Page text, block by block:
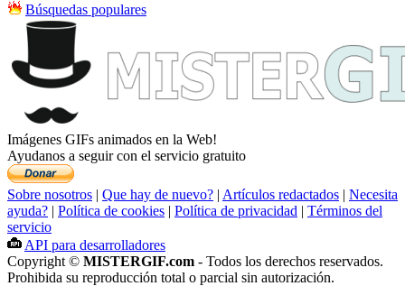
Búsquedas populares
Imágenes GIFs animados en la Web!
Ayudanos a seguir con el servicio gratuito
Sobre nosotros | Que hay de nuevo? | Artículos redactados | Necesita
ayuda? | Política de cookies | Política de privacidad | Términos del
servicio
API para desarrolladores
Copyright © MISTERGIF.com - Todos los derechos reservados.
Prohibida su reproducción total o parcial sin autorización.